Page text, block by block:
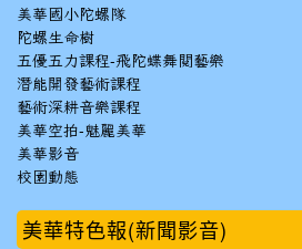
美華國小陀螺隊
陀螺生命樹
五優五力課程-飛陀蝶舞閱藝樂
潛能開發藝術課程
藝術深耕音樂課程
美華空拍-魅麗美華
美華影音
校園動態
美華特色報(新聞影音)